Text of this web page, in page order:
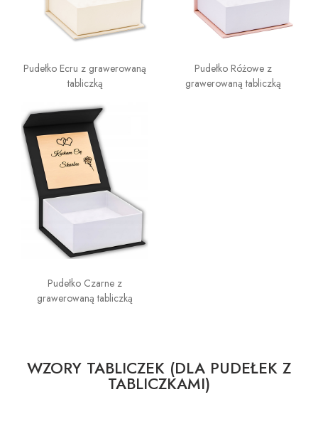
Pudełko Ecru z grawerowaną
tabliczką
Pudełko Różowe z
grawerowaną tabliczką
Pudełko Czarne z
grawerowaną tabliczką
WZORY TABLICZEK (DLA PUDEŁEK Z
TABLICZKAMI)